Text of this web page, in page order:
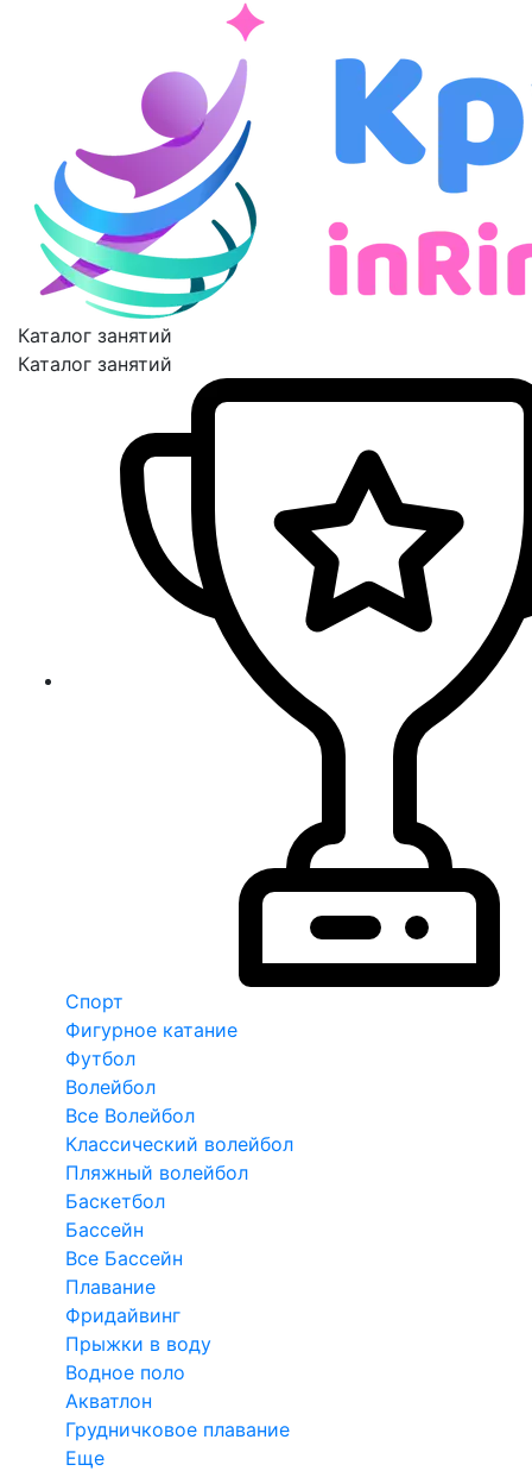
Каталог занятий
Каталог занятий
Спорт
Фигурное катание
Футбол
Волейбол
Все Волейбол
Классический волейбол
Пляжный волейбол
Баскетбол
Бассейн
Все Бассейн
Плавание
Фридайвинг
Прыжки в воду
Водное поло
Акватлон
Грудничковое плавание
Еще